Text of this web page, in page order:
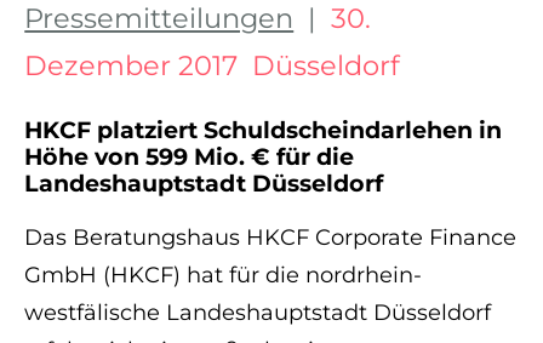
Pressemitteilungen |30.
Dezember 2017 Düsseldorf
HKCF platziert Schuldscheindarlehen in
Höhe von 599 Mio. € für die
Landeshauptstadt Düsseldorf
Das Beratungshaus HKCF Corporate Finance
GmbH (HKCF) hat für die nordrhein-
westfälische Landeshauptstadt Düsseldorf